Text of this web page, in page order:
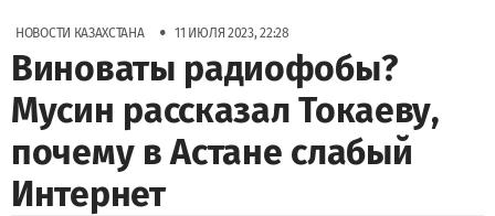
НОВОСТИ КАЗАХСТАНА • 11 ИЮЛЯ 2023, 22:28
Виноваты радиофобы?
Мусин рассказал Токаеву,
почему в Астане слабый
Интернет